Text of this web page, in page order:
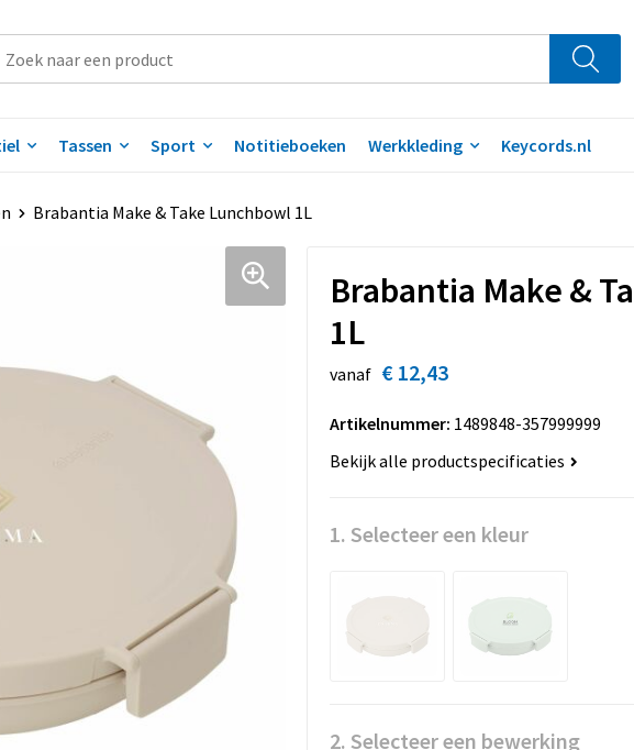
Tassen Sport Notitieboeken Werkkleding Keycords.nl
Brabantia Make & Take Lunchbowl 1L
Brabantia Make &
1L
vanaf € 12,43
Artikelnummer: 1489848-357999999
Bekijk alle productspecificaties
1. Selecteer een kleur
2. Selecteer een bewerking